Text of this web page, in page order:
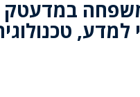
במדעטק
למדע,